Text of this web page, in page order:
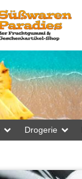
Drogerie